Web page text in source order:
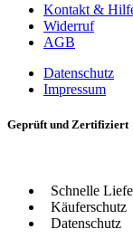
Kontakt &
Widerruf
AGB
Datenschutz
Impressum
Geprüft und Zertifiziert
Schnelle
Käuferschutz
Datenschutz